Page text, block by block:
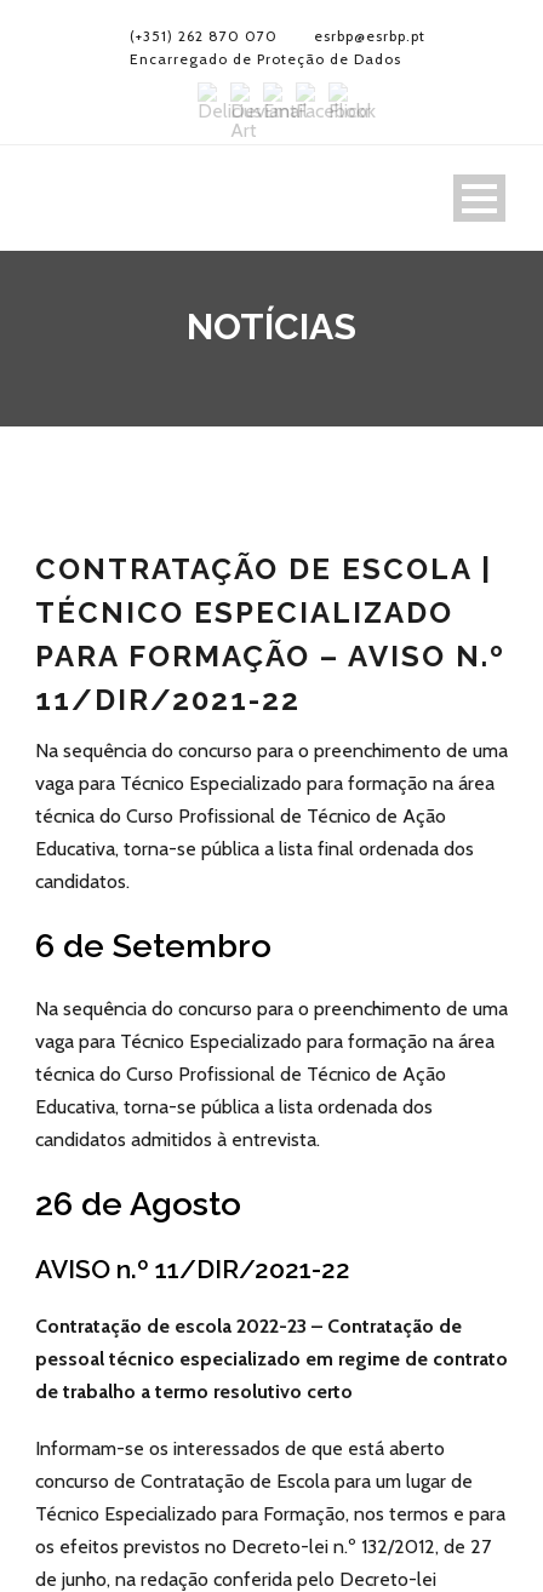
(+351) 262 870 070
esrbp@esrbp.pt
Encarregado de Proteção de Dados
NOTÍCIAS
CONTRATAÇÃO DE ESCOLA |
TÉCNICO ESPECIALIZADO
PARA FORMAÇÃO – AVISO N.º
11/DIR/2021-22
Na sequência do concurso para o preenchimento de uma
vaga para Técnico Especializado para formação na área
técnica do Curso Profissional de Técnico de Ação
Educativa, torna-se pública a lista final ordenada dos
candidatos.
6 de Setembro
Na sequência do concurso para o preenchimento de uma
vaga para Técnico Especializado para formação na área
técnica do Curso Profissional de Técnico de Ação
Educativa, torna-se pública a lista ordenada dos
candidatos admitidos à entrevista.
26 de Agosto
AVISO n.º 11/DIR/2021-22
Contratação de escola 2022-23 – Contratação de
pessoal técnico especializado em regime de contrato
de trabalho a termo resolutivo certo
Informam-se os interessados de que está aberto
concurso de Contratação de Escola para um lugar de
Técnico Especializado para Formação, nos termos e para
os efeitos previstos no Decreto-lei n.º 132/2012, de 27
de junho, na redação conferida pelo Decreto-lei